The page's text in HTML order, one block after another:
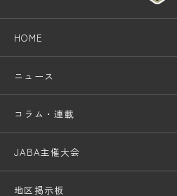
HOME
ニュース
コラム・連載
JABA主催大会
地区掲示板